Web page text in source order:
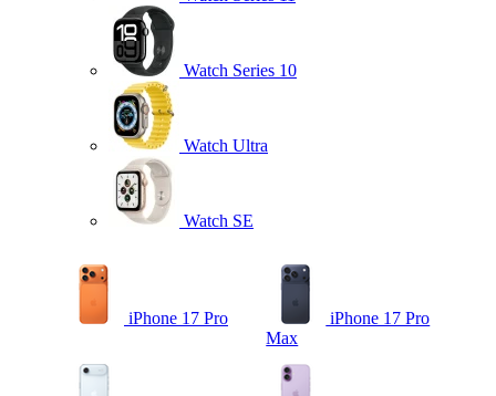
Watch Series 10
Watch Ultra
Watch SE
iPhone 17 Pro
iPhone 17 Pro
Max